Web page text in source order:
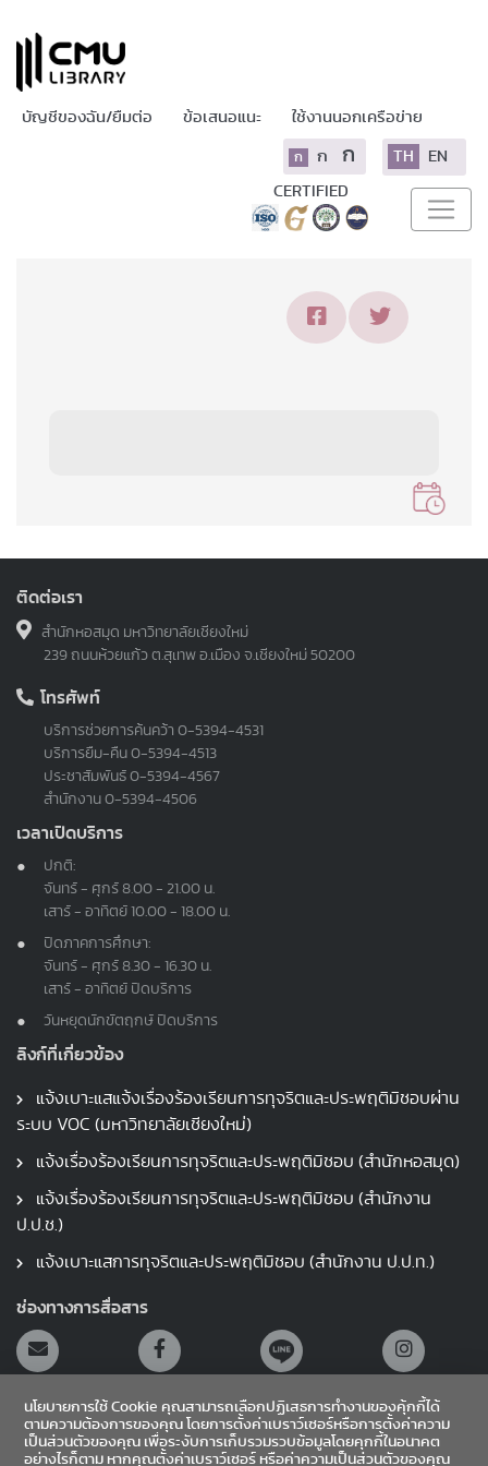
บัญชีของฉัน/ยืมต่อ ข้อเสนอแนะ ใช้งานนอกเครือข่าย
ก ก ก TH EN
CERTIFIED
ติดต่อเรา
สำนักหอสมุด มหาวิทยาลัยเชียงใหม่
239 ถนนห้วยแก้ว ต.สุเทพ อ.เมือง จ.เชียงใหม่ 50200
โทรศัพท์
บริการช่วยการค้นคว้า 0-5394-4531
บริการยืม-คืน 0-5394-4513
ประชาสัมพันธ์ 0-5394-4567
สำนักงาน 0-5394-4506
เวลาเปิดบริการ
ปกติ:
จันทร์ - ศุกร์ 8.00 - 21.00 น.
เสาร์ - อาทิตย์ 10.00 - 18.00 น.
ปิดภาคการศึกษา:
จันทร์ - ศุกร์ 8.30 - 16.30 น.
เสาร์ - อาทิตย์ ปิดบริการ
วันหยุดนักขัตฤกษ์ ปิดบริการ
ลิงก์ที่เกี่ยวข้อง
แจ้งเบาะแสแจ้งเรื่องร้องเรียนการทุจริตและประพฤติมิชอบผ่าน
ระบบ VOC (มหาวิทยาลัยเชียงใหม่)
แจ้งเรื่องร้องเรียนการทุจริตและประพฤติมิชอบ (สำนักหอสมุด)
แจ้งเรื่องร้องเรียนการทุจริตและประพฤติมิชอบ (สำนักงาน
ป.ป.ช.)
แจ้งเบาะแสการทุจริตและประพฤติมิชอบ (สำนักงาน ป.ป.ท.)
ช่องทางการสื่อสาร
นโยบายการใช้ Cookie คุณสามารถเลือกปฏิเสธการทำงานของคุ้กกี้ได้
ตามความต้องการของคุณ โดยการตั้งค่าเบราว์เซอร์หรือการตั้งค่าความ
เป็นส่วนตัวของคุณ เพื่อระงับการเก็บรวมรวบข้อมูลโดยคุกกี้ในอนาคต
อย่างไรก็ตาม หากคุณตั้งค่าเบราว์เซอร์ หรือค่าความเป็นส่วนตัวของคุณ